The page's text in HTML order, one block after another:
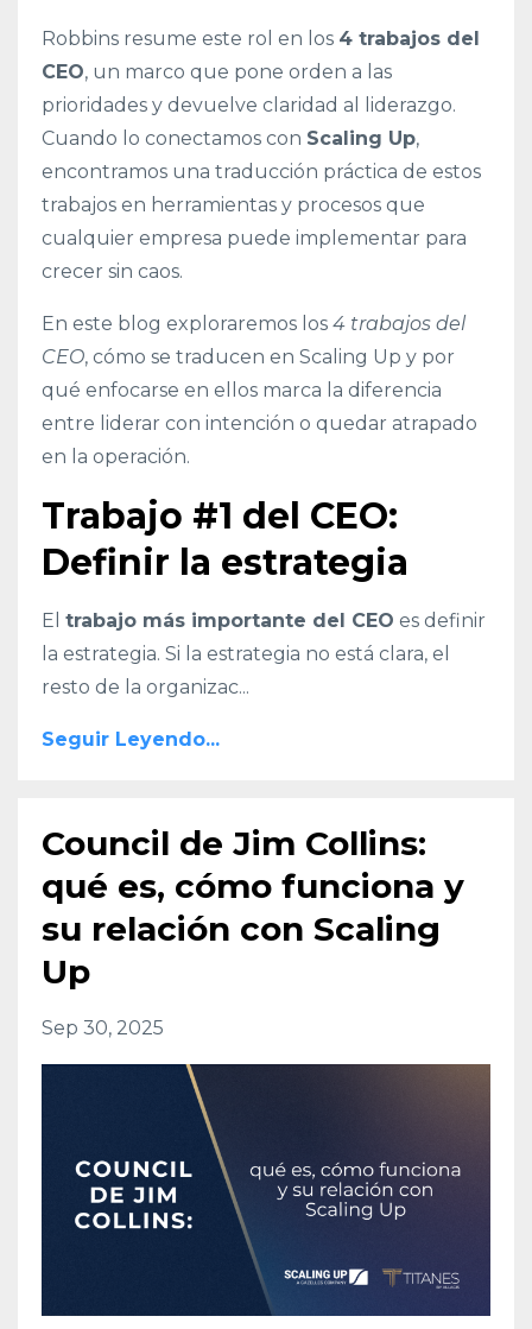
Robbins resume este rol en los 4 trabajos del
CEO, un marco que pone orden a las
prioridades y devuelve claridad al liderazgo.
Cuando lo conectamos con Scaling Up,
encontramos una traducción práctica de estos
trabajos en herramientas y procesos que
cualquier empresa puede implementar para
crecer sin caos.
En este blog exploraremos los 4 trabajos del
CEO, cómo se traducen en Scaling Up y por
qué enfocarse en ellos marca la diferencia
entre liderar con intención o quedar atrapado
en la operación.
Trabajo #1 del CEO:
Definir la estrategia
El trabajo más importante del CEO es definir
la estrategia. Si la estrategia no está clara, el
resto de la organizac...
Seguir Leyendo...
Council de Jim Collins:
qué es, cómo funciona y
su relación con Scaling
Up
Sep 30, 2025